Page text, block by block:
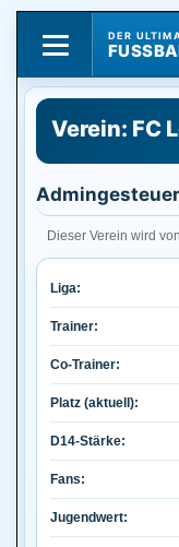
DER
Verein: FC
Dieser Verein wird
Liga:
Trainer:
Co-Trainer:
Platz (aktuell):
D14-Stärke:
Fans:
Jugendwert: